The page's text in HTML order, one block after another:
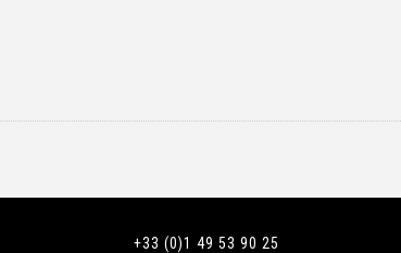
+33 (0)1 49 53 90 25